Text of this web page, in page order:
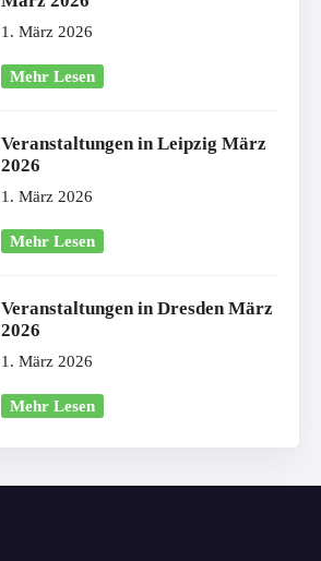
1. März 2026
Mehr Lesen
Veranstaltungen in Leipzig März
2026
1. März 2026
Mehr Lesen
Veranstaltungen in Dresden März
2026
1. März 2026
Mehr Lesen